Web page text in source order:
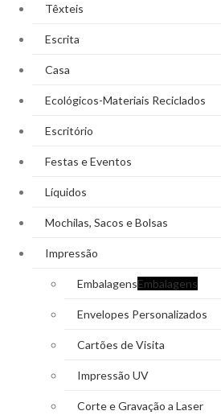
Têxteis
Escrita
Casa
Ecológicos-Materiais Reciclados
Escritório
Festas e Eventos
Líquidos
Mochilas, Sacos e Bolsas
Impressão
EmbalagensEmbalagens
Envelopes Personalizados
Cartões de Visita
Impressão UV
Corte e Gravação a Laser